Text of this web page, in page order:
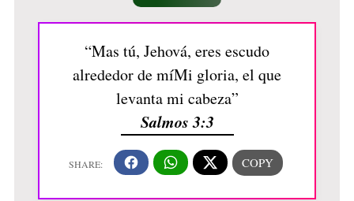
“Mas tú, Jehová, eres escudo
alrededor de míMi gloria, el que
levanta mi cabeza”
Salmos 3:3